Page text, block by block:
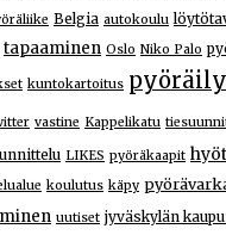
Belgia autokoulu
tapaaminen Oslo Niko Palo
kuntokartoitus
vastine Kappelikatu
LIKES pyöräkaapit
koulutus käpy
uutiset jyväskylän